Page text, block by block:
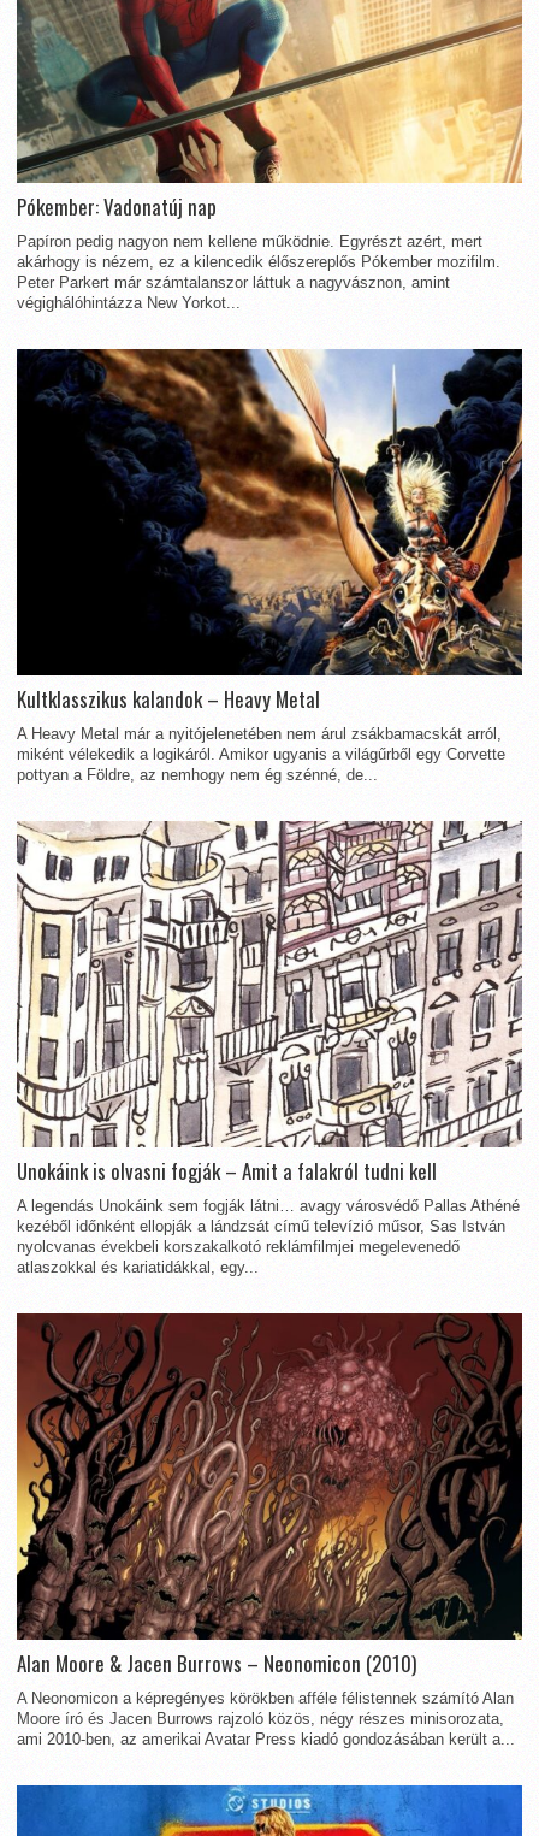
Pókember: Vadonatúj nap
Papíron pedig nagyon nem kellene működnie. Egyrészt azért, mert
akárhogy is nézem, ez a kilencedik élőszereplős Pókember mozifilm.
Peter Parkert már számtalanszor láttuk a nagyvásznon, amint
végighálóhintázza New Yorkot...
Kultklasszikus kalandok – Heavy Metal
A Heavy Metal már a nyitójelenetében nem árul zsákbamacskát arról,
miként vélekedik a logikáról. Amikor ugyanis a világűrből egy Corvette
pottyan a Földre, az nemhogy nem ég szénné, de...
Unokáink is olvasni fogják – Amit a falakról tudni kell
A legendás Unokáink sem fogják látni… avagy városvédő Pallas Athéné
kezéből időnként ellopják a lándzsát című televízió műsor, Sas István
nyolcvanas évekbeli korszakalkotó reklámfilmjei megelevenedő
atlaszokkal és kariatidákkal, egy...
Alan Moore & Jacen Burrows – Neonomicon (2010)
A Neonomicon a képregényes körökben afféle félistennek számító Alan
Moore író és Jacen Burrows rajzoló közös, négy részes minisorozata,
ami 2010-ben, az amerikai Avatar Press kiadó gondozásában került a...